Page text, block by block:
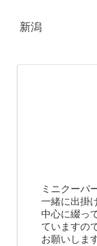
新潟
ミニクーパ
一緒に出掛
中心に綴っ
ていますの
お願いしま